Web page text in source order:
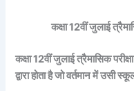
कक्षा 12वीं जुलाई
कक्षा 12वीं जुलाई त्रैमासिक
द्वारा होता है जो वर्तमान में उसी